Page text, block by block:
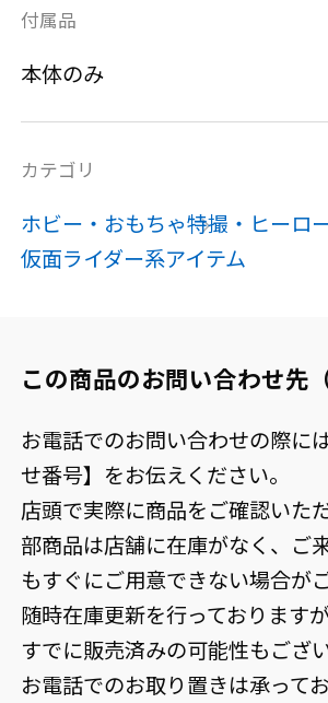
付属品
本体のみ
カテゴリ
ホビー・おもちゃ特撮・ヒーロ
仮面ライダー系アイテム
この商品のお問い合わせ先
お電話でのお問い合わせの際に
せ番号】をお伝えください。
店頭で実際に商品をご確認いた
部商品は店舗に在庫がなく、ご
もすぐにご用意できない場合が
随時在庫更新を行っております
すでに販売済みの可能性もござ
お電話でのお取り置きは承って